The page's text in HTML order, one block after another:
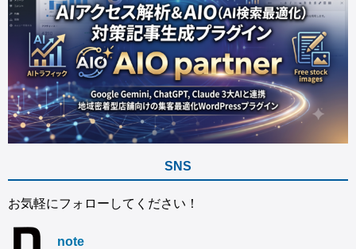
SNS
お気軽にフォローしてください！
note